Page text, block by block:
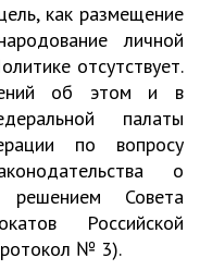
как размещение
личной
отсутствует.
об этом и в
палаты
по вопросу
о
решением Совета
Российской
№ 3).